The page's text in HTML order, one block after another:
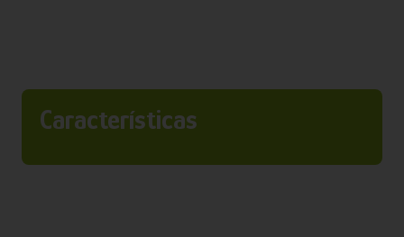
Características